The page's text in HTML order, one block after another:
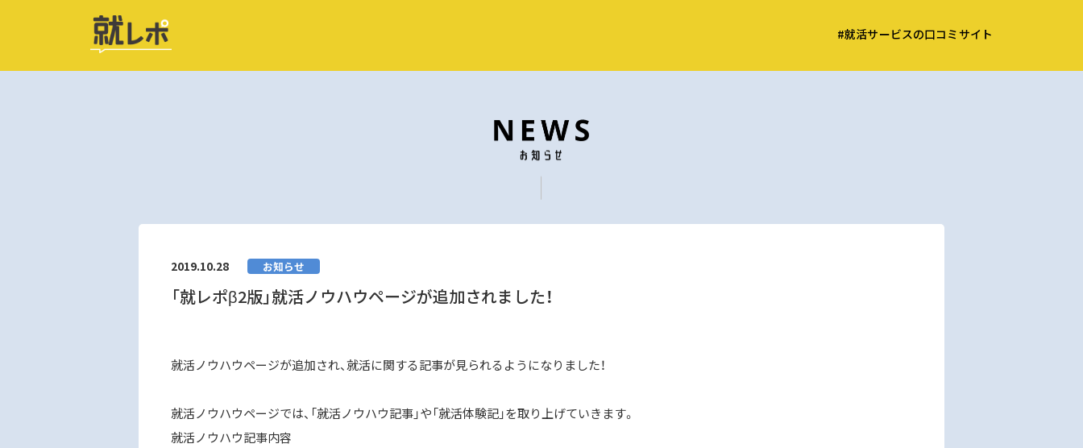
#就活サービスの口コミサイト
2019.10.28 お知らせ
「就レポβ2版」就活ノウハウページが追加されました！
就活ノウハウページが追加され、就活に関する記事が見られるようになりました！
就活ノウハウページでは、「就活ノウハウ記事」や「就活体験記」を取り上げていきます。
就活ノウハウ記事内容